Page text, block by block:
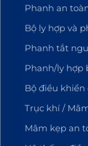
Phanh an
Bộ ly hợp và
Phanh tắt
Phanh/ly hợp
Bộ điều khiển
Trục khí /
Mâm kẹp an